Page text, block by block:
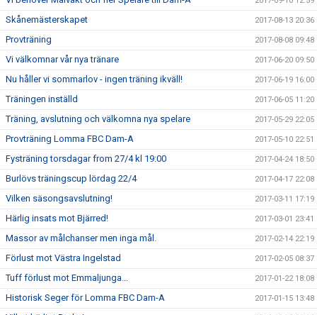
Skånemästerskapet 2017-08-13 20:36
Provträning 2017-08-08 09:48
Vi välkomnar vår nya tränare 2017-06-20 09:50
Nu håller vi sommarlov - ingen träning ikväll! 2017-06-19 16:00
Träningen inställd 2017-06-05 11:20
Träning, avslutning och välkomna nya spelare 2017-05-29 22:05
Provträning Lomma FBC Dam-A 2017-05-10 22:51
Fysträning torsdagar from 27/4 kl 19:00 2017-04-24 18:50
Burlövs träningscup lördag 22/4 2017-04-17 22:08
Vilken säsongsavslutning! 2017-03-11 17:19
Härlig insats mot Bjärred! 2017-03-01 23:41
Massor av målchanser men inga mål. 2017-02-14 22:19
Förlust mot Västra Ingelstad 2017-02-05 08:37
Tuff förlust mot Emmaljunga... 2017-01-22 18:08
Historisk Seger för Lomma FBC Dam-A 2017-01-15 13:48